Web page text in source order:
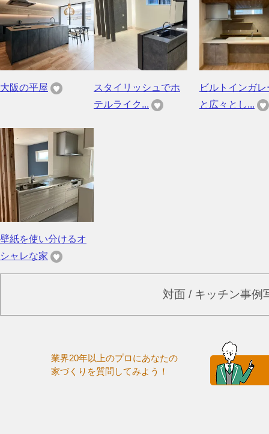
大阪の平屋
スタイリッシュでホ
テルライク...
ビルトインガレ
と広々とし...
壁紙を使い分けるオ
シャレな家
対面 / キッチン事例
業界20年以上のプロにあなたの
家づくりを質問してみよう！